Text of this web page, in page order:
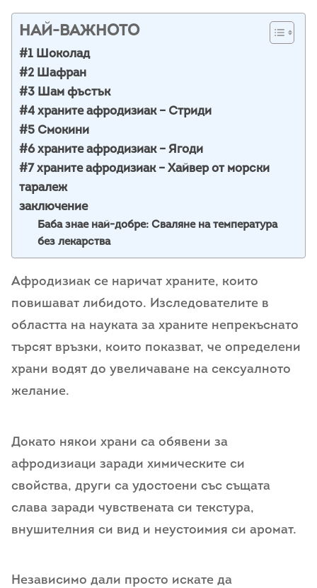
НАЙ-ВАЖНОТО
#1 Шоколад
#2 Шафран
#3 Шам фъстък
#4 храните афродизиак – Стриди
#5 Смокини
#6 храните афродизиак – Ягоди
#7 храните афродизиак – Хайвер от морски
таралеж
заключение
Баба знае най-добре: Сваляне на температура
без лекарства
Афродизиак се наричат храните, които
повишават либидото. Изследователите в
областта на науката за храните непрекъснато
търсят връзки, които показват, че определени
храни водят до увеличаване на сексуалното
желание.
Докато някои храни са обявени за
афродизиаци заради химическите си
свойства, други са удостоени със същата
слава заради чувствената си текстура,
внушителния си вид и неустоимия си аромат.
Независимо дали просто искате да